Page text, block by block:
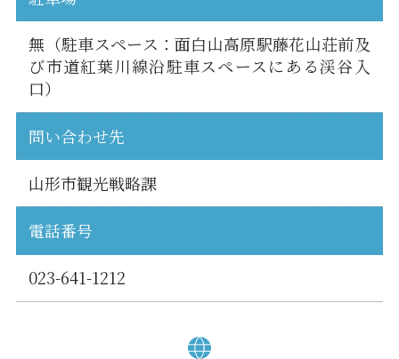
無（駐車スペース：面白山高原駅藤花山荘前及
び市道紅葉川線沿駐車スペースにある渓谷入
口）
問い合わせ先
山形市観光戦略課
電話番号
023-641-1212